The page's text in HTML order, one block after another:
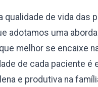
de vida das
adotamos uma
melhor se encaixe
de cada paciente é
e produtiva na